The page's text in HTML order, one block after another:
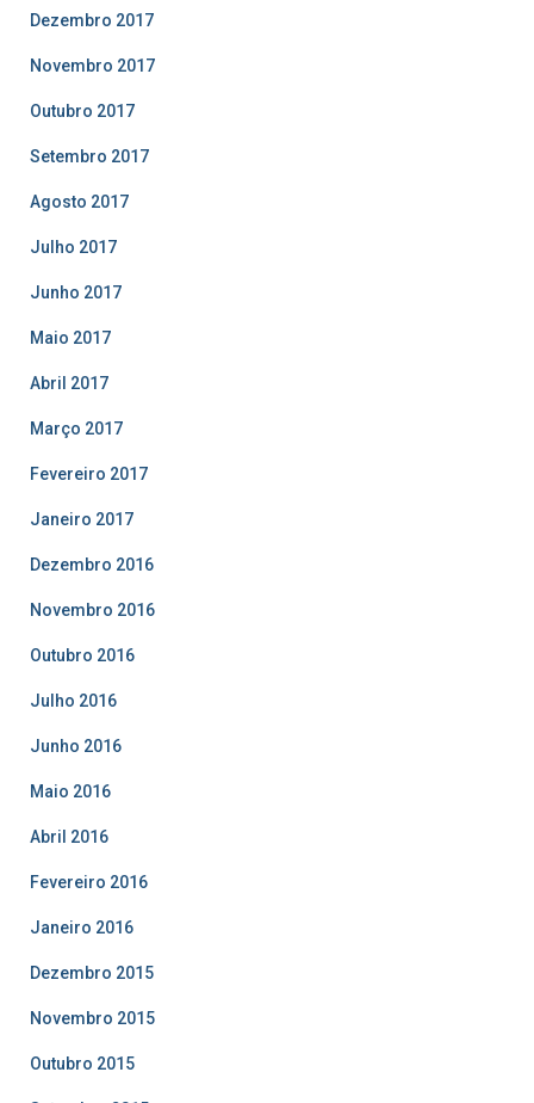
Dezembro 2017
Novembro 2017
Outubro 2017
Setembro 2017
Agosto 2017
Julho 2017
Junho 2017
Maio 2017
Abril 2017
Março 2017
Fevereiro 2017
Janeiro 2017
Dezembro 2016
Novembro 2016
Outubro 2016
Julho 2016
Junho 2016
Maio 2016
Abril 2016
Fevereiro 2016
Janeiro 2016
Dezembro 2015
Novembro 2015
Outubro 2015